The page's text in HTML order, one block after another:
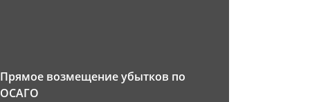
Прямое возмещение убытков по
ОСАГО